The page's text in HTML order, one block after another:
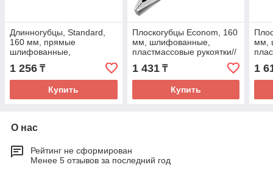
Длинногубцы, Standard,
160 мм, прямые
шлифованные,
пластмассовые рукоятки//
Matrix
1 256 ₸
Купить
Плоскогубцы Econom, 160
мм, шлифованные,
пластмассовые рукоятки//
1 431₸
Купить
мм,
1
О нас
Рейтинг не сформирован
Менее 5 отзывов за последний год